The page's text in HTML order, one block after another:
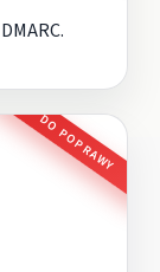
DO POPRAWY